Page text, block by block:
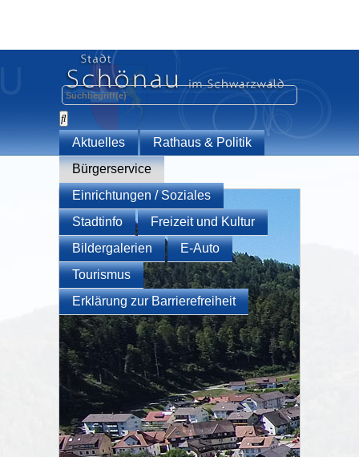
Aktuelles
Rathaus & Politik
Bürgerservice
Einrichtungen / Soziales
Stadtinfo
Freizeit und Kultur
Bildergalerien
E-Auto
Tourismus
Erklärung zur Barrierefreiheit